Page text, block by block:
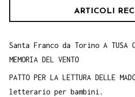
ARTICOLI
Santa Franco da Torino A TUSA
MEMORIA DEL VENTO
PATTO PER LA LETTURA DELLE
letterario per bambini.